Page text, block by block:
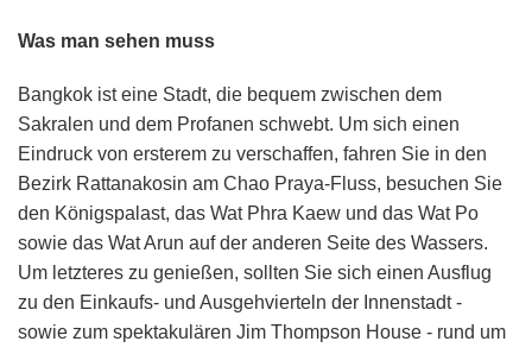
Was man sehen muss
Bangkok ist eine Stadt, die bequem zwischen dem
Sakralen und dem Profanen schwebt. Um sich einen
Eindruck von ersterem zu verschaffen, fahren Sie in den
Bezirk Rattanakosin am Chao Praya-Fluss, besuchen Sie
den Königspalast, das Wat Phra Kaew und das Wat Po
sowie das Wat Arun auf der anderen Seite des Wassers.
Um letzteres zu genießen, sollten Sie sich einen Ausflug
zu den Einkaufs- und Ausgehvierteln der Innenstadt -
sowie zum spektakulären Jim Thompson House - rund um